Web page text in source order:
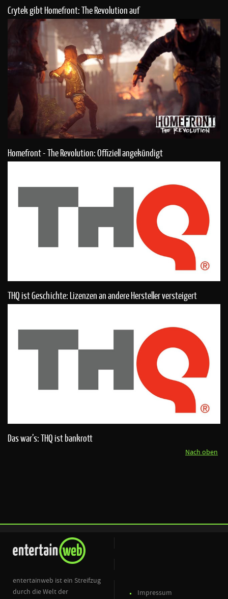
Crytek gibt Homefront: The Revolution auf
Homefront - The Revolution: Offiziell angekündigt
THQ ist Geschichte: Lizenzen an andere Hersteller versteigert
Das war’s: THQ ist bankrott
Nach oben
entertainweb ist ein Streifzug
durch die Welt der
Impressum